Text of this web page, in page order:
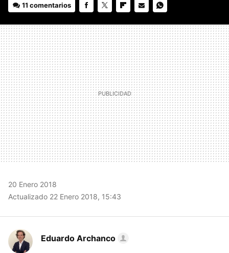
11 comentarios
MAIL
20 Enero 2018
Actualizado 22 Enero 2018, 15:43
Eduardo Archanco